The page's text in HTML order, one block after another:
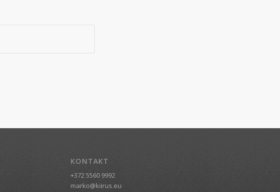
KONTAKT
+372 5560 9992
marko@kiirus.eu